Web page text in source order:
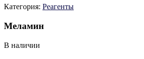
Категория: Реагенты
Меламин
В наличии